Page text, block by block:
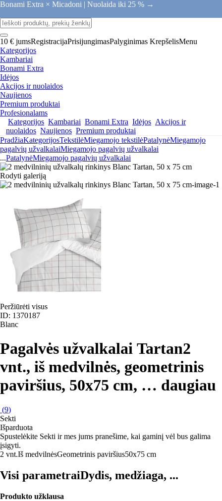
Bonami Extra × Micadoni | Nuolaida iki 25 % →
10 € jumsRegistracijaPrisijungimasPalyginimas KrepšelisMenu
Kategorijos
Kambariai
Bonami Extra
Idėjos
Akcijos ir nuolaidos
Naujienos
Premium produktai
Profesionalams
Kategorijos Kambariai Bonami Extra Idėjos Akcijos ir
nuolaidos Naujienos Premium produktai
PradžiaKategorijosTekstilėMiegamojo tekstilėPatalynėMiegamojo
pagalvių užvalkalaiMiegamojo pagalvių užvalkalai
...PatalynėMiegamojo pagalvių užvalkalai
Rodyti galeriją
Peržiūrėti visus
ID: 1370187
Blanc
Pagalvės užvalkalai Tartan2
vnt., iš medvilnės, geometrinis
paviršius, 50x75 cm, … daugiau
(9)
Sekti
Išparduota
Spustelėkite Sekti ir mes jums pranešime, kai gaminį vėl bus galima
įsigyti.
2 vnt.Iš medvilnėsGeometrinis paviršius50x75 cm
Visi parametraiDydis, medžiaga, ...
Produkto užklausa